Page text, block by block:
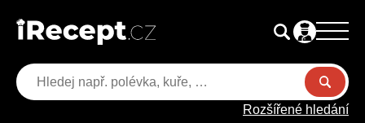
Rozšířené hledání